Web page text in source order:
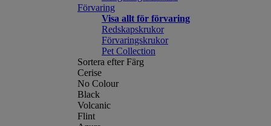
Förvaring
Visa allt för förvaring
Redskapskrukor
Förvaringskrukor
Pet Collection
Sortera efter Färg
Cerise
No Colour
Black
Volcanic
Flint